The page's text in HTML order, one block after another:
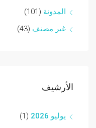
المدونة (101)
غير مصنف (43)
الأرشيف
يوليو 2026
(1)